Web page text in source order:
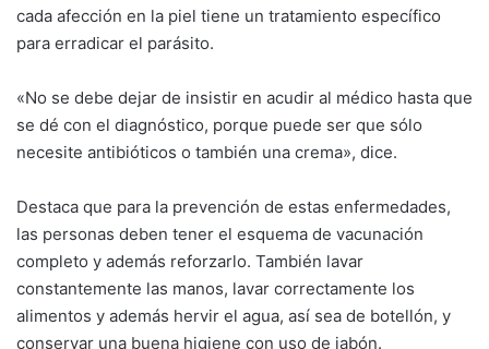
cada afección en la piel tiene un tratamiento específico
para erradicar el parásito.
«No se debe dejar de insistir en acudir al médico hasta que
se dé con el diagnóstico, porque puede ser que sólo
necesite antibióticos o también una crema», dice.
Destaca que para la prevención de estas enfermedades,
las personas deben tener el esquema de vacunación
completo y además reforzarlo. También lavar
constantemente las manos, lavar correctamente los
alimentos y además hervir el agua, así sea de botellón, y
conservar una buena higiene con uso de jabón.